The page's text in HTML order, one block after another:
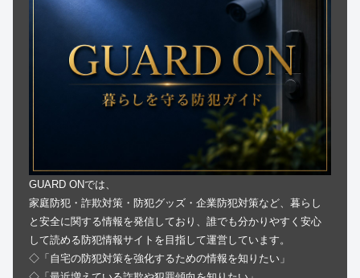
GUARD ONでは、
家庭防犯・詐欺対策・防犯グッズ・企業防犯対策など、暮らし
と安全に関する情報を発信しており、誰でも分かりやすく安心
して読める防犯情報サイトを目指して運営しています。
◇「自宅の防犯対策を強化するための情報を知りたい」